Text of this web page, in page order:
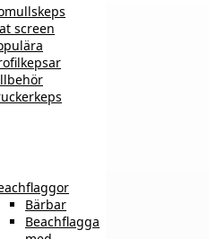
screen
Bärbar
Beachflagga